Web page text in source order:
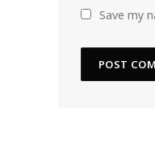
Save my